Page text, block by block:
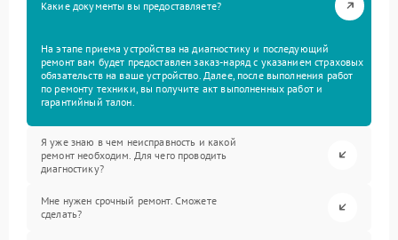
Какие документы вы предоставляете?
На этапе приема устройства на диагностику и последующий
ремонт вам будет предоставлен заказ-наряд с указанием страховых
обязательств на ваше устройство. Далее, после выполнения работ
по ремонту техники, вы получите акт выполненных работ и
гарантийный талон.
Я уже знаю в чем неисправность и какой
ремонт необходим. Для чего проводить
диагностику?
Мне нужен срочный ремонт. Сможете
сделать?